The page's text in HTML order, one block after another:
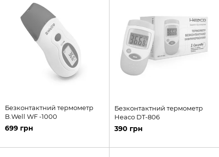
Безконтактний термометр
B.Well WF -1000
699 грн
Безконтактний термометр
Heaco DT-806
390 грн